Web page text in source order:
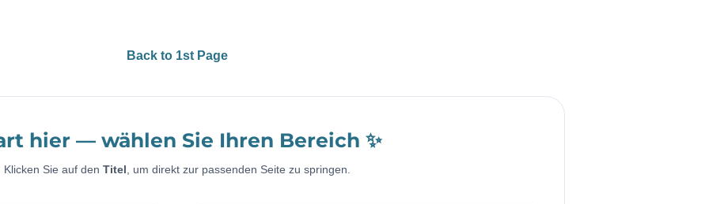
Back to 1st Page
hier — wählen Sie Ihren Bereich ✨
Klicken Sie auf den Titel , um direkt zur passenden Seite zu springen.